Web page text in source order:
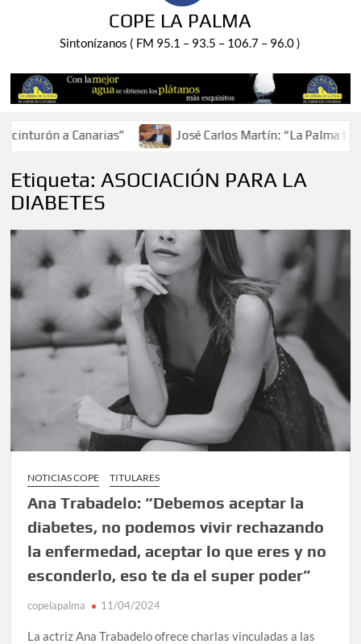
COPE LA PALMA
Sintonízanos ( FM 95.1 – 93.5 – 106.7 – 96.0 )
a Canarias” José Carlos Martín: “La Palma
Etiqueta:ASOCIACIÓN PARA LA
DIABETES
NOTICIAS COPE TITULARES
Ana Trabadelo: “Debemos aceptar la
diabetes, no podemos vivir rechazando
la enfermedad, aceptar lo que eres y no
esconderlo, eso te da el super poder”
copelapalma 11/04/2024
La actriz Ana Trabadelo ofrece charlas vinculadas a las